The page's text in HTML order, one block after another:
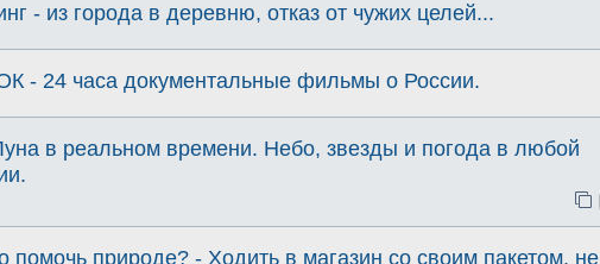
- из города в деревню, отказ от чужих целей...
- 24 часа документальные фильмы о России.
в реальном времени. Небо, звезды и погода в любой
помочь природе? - Ходить в магазин со своим пакетом, не